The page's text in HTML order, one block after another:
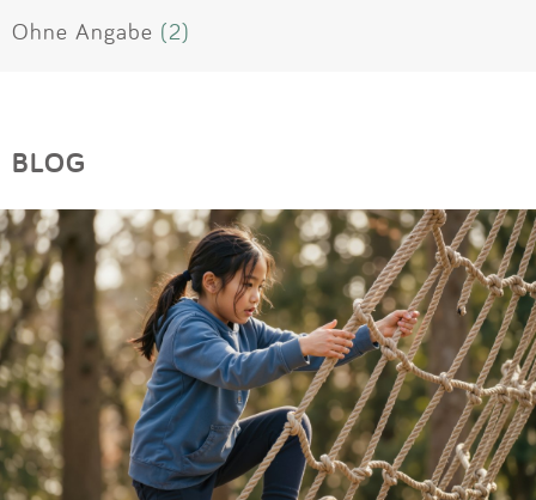
Ohne Angabe (2)
BLOG